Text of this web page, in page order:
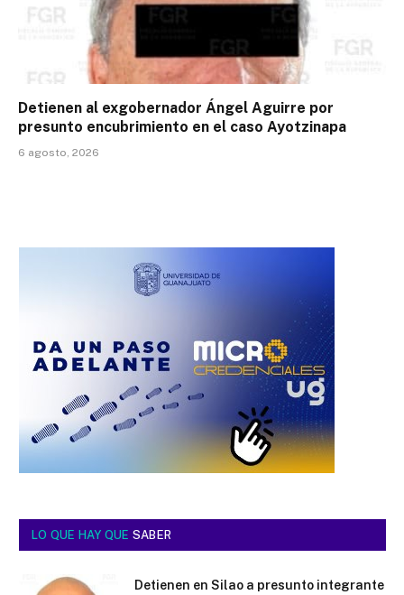
Detienen al exgobernador Ángel Aguirre por
presunto encubrimiento en el caso Ayotzinapa
6 agosto, 2026
LO QUE HAY QUE SABER
Detienen en Silao a presunto integrante